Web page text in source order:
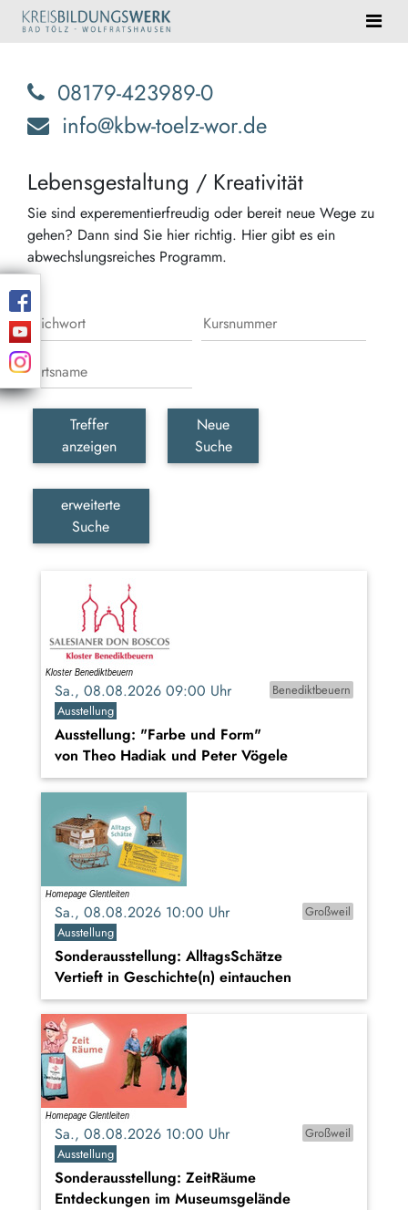
08179-423989-0
info@kbw-toelz-wor.de
Lebensgestaltung / Kreativität
Sie sind experementierfreudig oder bereit neue Wege zu
gehen? Dann sind Sie hier richtig. Hier gibt es ein
abwechslungsreiches Programm.
Treffer
anzeigen
Neue
Suche
erweiterte
Suche
Sa., 08.08.2026 09:00 Uhr
Benediktbeuern
Ausstellung
Ausstellung: "Farbe und Form"
von Theo Hadiak und Peter Vögele
Sa., 08.08.2026 10:00 Uhr
Großweil
Ausstellung
Sonderausstellung: AlltagsSchätze
Vertieft in Geschichte(n) eintauchen
Sa., 08.08.2026 10:00 Uhr
Großweil
Ausstellung
Sonderausstellung: ZeitRäume
Entdeckungen im Museumsgelände